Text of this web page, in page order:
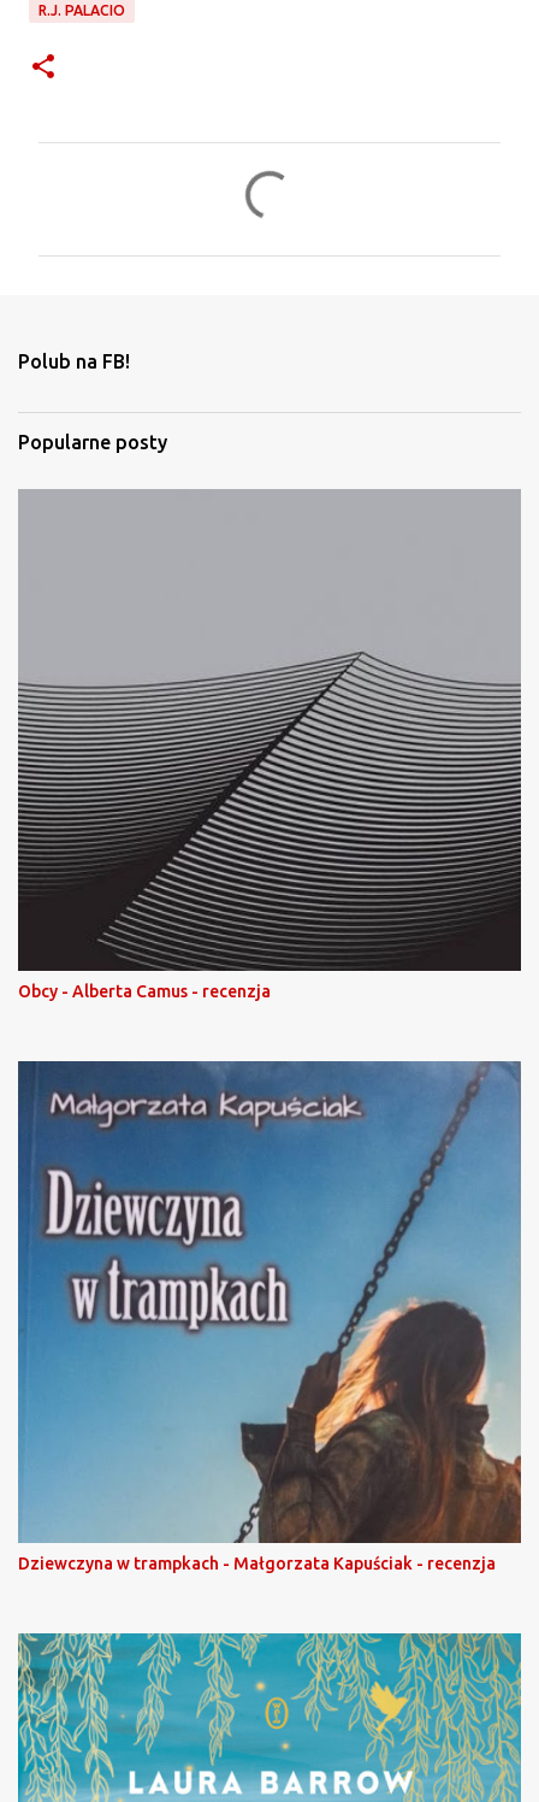
R.J. PALACIO
t
r
z
e
Polub na FB!
Popularne posty
Obcy - Alberta Camus - recenzja
Dziewczyna w trampkach - Małgorzata Kapuściak - recenzja